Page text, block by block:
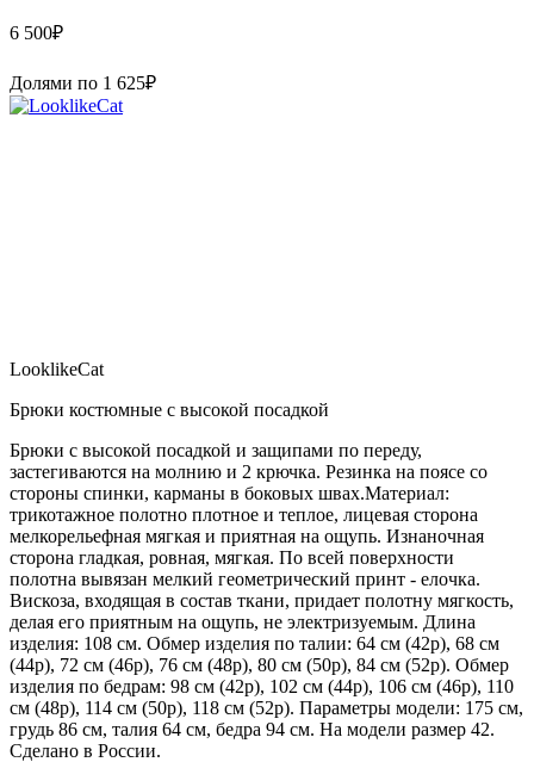
6 500₽
Долями по 1 625₽
LooklikeCat
Брюки костюмные с высокой посадкой
Брюки с высокой посадкой и защипами по переду,
застегиваются на молнию и 2 крючка. Резинка на поясе со
стороны спинки, карманы в боковых швах.Материал:
трикотажное полотно плотное и теплое, лицевая сторона
мелкорельефная мягкая и приятная на ощупь. Изнаночная
сторона гладкая, ровная, мягкая. По всей поверхности
полотна вывязан мелкий геометрический принт - елочка.
Вискоза, входящая в состав ткани, придает полотну мягкость,
делая его приятным на ощупь, не электризуемым. Длина
изделия: 108 см. Обмер изделия по талии: 64 см (42р), 68 см
(44р), 72 см (46р), 76 см (48р), 80 см (50р), 84 см (52р). Обмер
изделия по бедрам: 98 см (42р), 102 см (44р), 106 см (46р), 110
см (48р), 114 см (50р), 118 см (52р). Параметры модели: 175 см,
грудь 86 см, талия 64 см, бедра 94 см. На модели размер 42.
Сделано в России.